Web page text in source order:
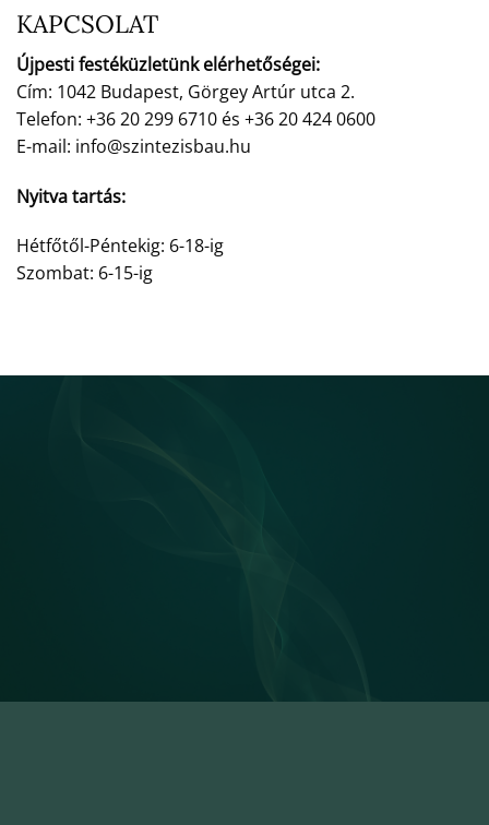
KAPCSOLAT
Újpesti festéküzletünk elérhetőségei:
Cím: 1042 Budapest, Görgey Artúr utca 2.
Telefon: +36 20 299 6710 és +36 20 424 0600
E-mail: info@szintezisbau.hu
Nyitva tartás:
Hétfőtől-Péntekig: 6-18-ig
Szombat: 6-15-ig